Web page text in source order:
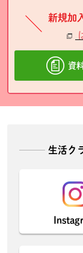
新規加
資
生活ク